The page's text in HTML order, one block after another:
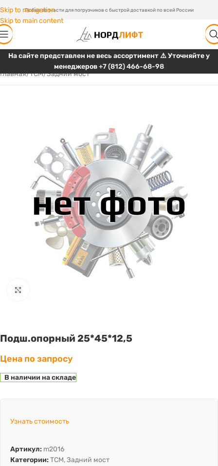
Skip to navigation
Skip to main content
Любые запчасти для погрузчиков с быстрой доставкой по всей России
На сайте представлен не весь ассортимент ⚠️ Уточняйте у
менеджеров+7 (812) 466-68-98
Главная/TCM/Задний мост
Подш.опорный 25*45*12,5
Цена по запросу
В наличии на складе
Узнать стоимость
Артикул: m2016
Категории: TCM,Задний мост